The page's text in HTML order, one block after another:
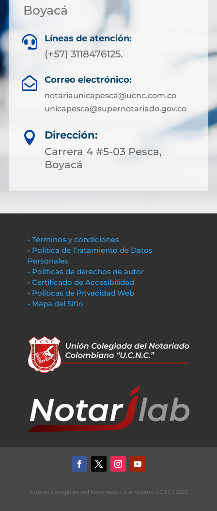
Boyacá
 Líneas de atención:
(+57) 3118476125.
 Correo electrónico:
notariaunicapesca@ucnc.com.co
unicapesca@supernotariado.gov.co

Dirección:
Carrera 4 #5-03 Pesca,
Boyacá
• Términos y condiciones
• Política de Tratamiento de Datos
Personales
• Políticas de derechos de autor
• Certificado de Accesibilidad
• Políticas de Privacidad Web
• Mapa del Sitio
©Unión Colegiada del Notariado Colombiano UCNC | 2022